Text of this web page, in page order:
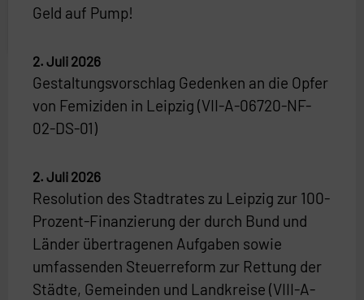
Geld auf Pump!
Gestaltungsvorschlag Gedenken an die Opfer
von Femiziden in Leipzig (VII-A-06720-NF-
02-DS-01)
2. Juli 2026
Resolution des Stadtrates zu Leipzig zur 100-
Prozent-Finanzierung der durch Bund und
Länder übertragenen Aufgaben sowie
umfassenden Steuerreform zur Rettung der
Städte, Gemeinden und Landkreise (VIII-A-
2. Juli 2026